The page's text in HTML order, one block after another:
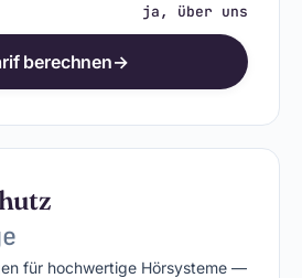
ja, über uns
berechnen→
für hochwertige Hörsysteme —